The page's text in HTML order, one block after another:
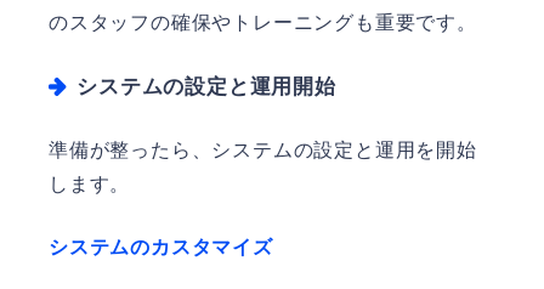
のスタッフの確保やトレーニングも重要です。
システムの設定と運用開始
準備が整ったら、システムの設定と運用を開始
します。
システムのカスタマイズ